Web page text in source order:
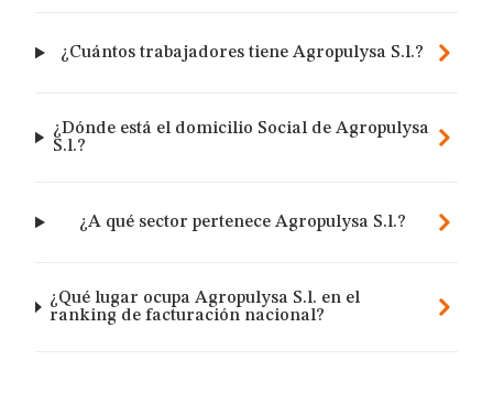
¿Cuántos trabajadores tiene Agropulysa S.l.?
¿Dónde está el domicilio Social de Agropulysa
S.l.?
¿A qué sector pertenece Agropulysa S.l.?
¿Qué lugar ocupa Agropulysa S.l. en el
ranking de facturación nacional?